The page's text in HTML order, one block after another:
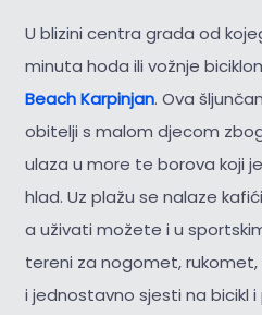
U blizini centra grada od
minuta hoda ili vožnje
Beach Karpinjan. Ova
obitelji s malom djecom
ulaza u more te borova koji
hlad. Uz plažu se nalaze
a uživati možete i u
tereni za nogomet,
i jednostavno sjesti na bicikl